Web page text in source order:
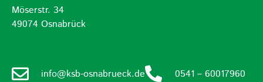
Möserstr. 34
49074 Osnabrück
info@ksb-osnabrueck.de
0541 – 60017960